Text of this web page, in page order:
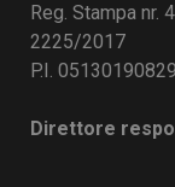
Reg. Stampa nr.
2225/2017
P.I. 05130190829
Direttore